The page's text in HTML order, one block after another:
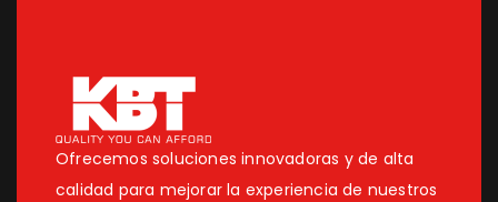
Ofrecemos soluciones innovadoras y de alta
calidad para mejorar la experiencia de nuestros